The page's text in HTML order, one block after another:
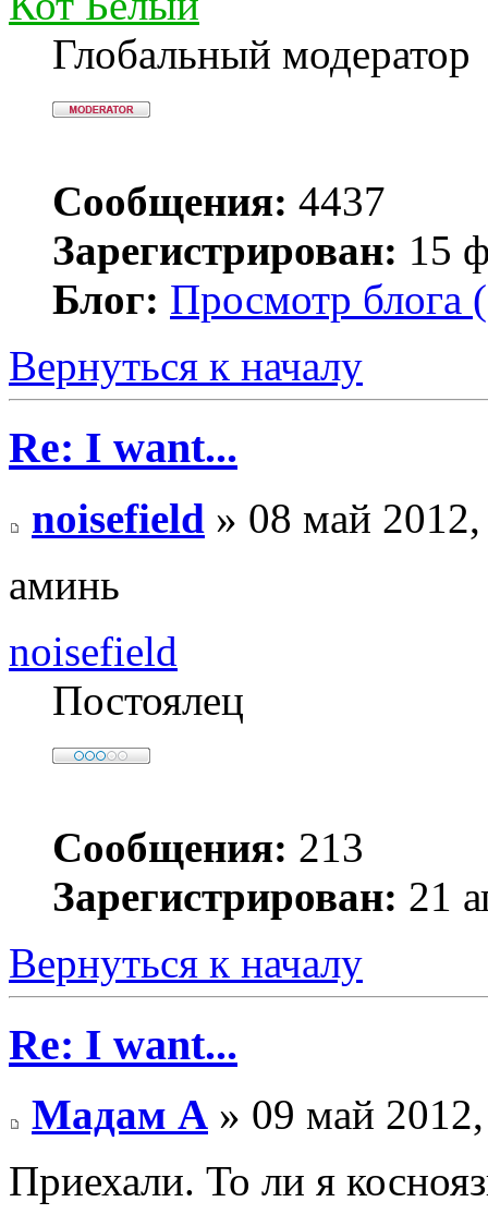
Глобальный модератор
Сообщения: 4437
Зарегистрирован: 15
Блог: Просмотр блога
Вернуться к началу
Re: I want...
noisefield » 08 май
аминь
noisefield
Постоялец
Сообщения: 213
Зарегистрирован: 21
Вернуться к началу
Re: I want...
Мадам А » 09 май
Приехали. То ли я